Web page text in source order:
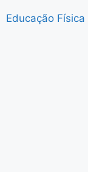
Educação Física